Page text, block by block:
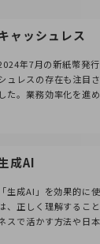
事サイト
ョン
ート！
ャッシュレス
年7月の新紙幣発
ュレスの存在も注目
した。業務効率化を進
成AI
「生成AI」を効果的に
、正しく理解するこ
スで活かす方法や日